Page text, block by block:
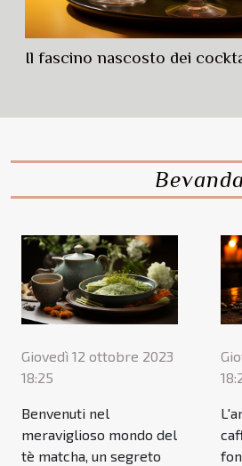
Il fascino nascosto dei
Giovedì 12 ottobre 2023
18:25
Benvenuti nel
meraviglioso mondo del
tè matcha, un segreto